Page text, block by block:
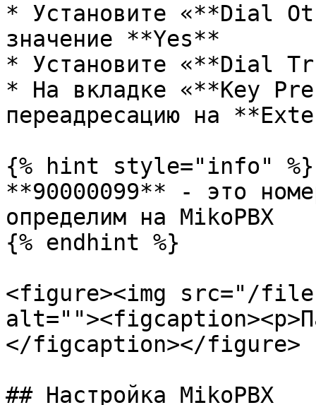
* Установите «**Dial
значение **Yes**
* Установите «**Dial
* На вкладке «**Key
переадресацию на
{% hint style="info" %}
**90000099** - это
определим на MikoPBX
{% endhint %}
<figure><img src="/
</figcaption></figure>
## Настройка MikoPBX